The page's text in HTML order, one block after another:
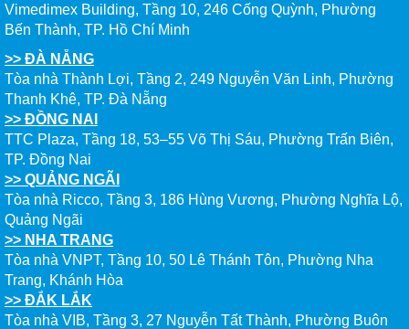
Vimedimex Building, Tầng 10, 246 Cống Quỳnh, Phường
Bến Thành, TP. Hồ Chí Minh
>> ĐÀ NẴNG
Tòa nhà Thành Lợi, Tầng 2, 249 Nguyễn Văn Linh, Phường
Thanh Khê, TP. Đà Nẵng
>> ĐỒNG NAI
TTC Plaza, Tầng 18, 53–55 Võ Thị Sáu, Phường Trấn Biên,
TP. Đồng Nai
>> QUẢNG NGÃI
Tòa nhà Ricco, Tầng 3, 186 Hùng Vương, Phường Nghĩa Lộ,
Quảng Ngãi
>> NHA TRANG
Tòa nhà VNPT, Tầng 10, 50 Lê Thánh Tôn, Phường Nha
Trang, Khánh Hòa
>> ĐẮK LẮK
Tòa nhà VIB, Tầng 3, 27 Nguyễn Tất Thành, Phường Buôn